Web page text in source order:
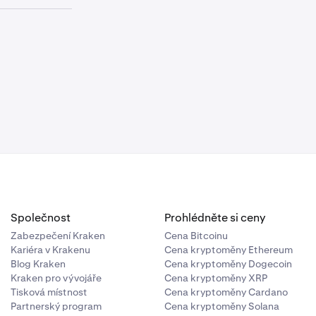
nákup na
Společnost
Zabezpečení Kraken
Kariéra v Krakenu
Blog Kraken
Kraken pro vývojáře
Tisková místnost
Partnerský program
Prohlédněte si ceny
Cena Bitcoinu
Cena kryptoměny Ethereum
Cena kryptoměny Dogecoin
Cena kryptoměny XRP
Cena kryptoměny Cardano
Cena kryptoměny Solana